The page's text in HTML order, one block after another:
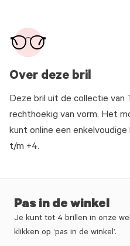
Over deze bril
Deze bril uit de collectie van
rechthoekig van vorm. Het
kunt online een
t/m +4.
Pas in de winkel
Je kunt tot 4 brillen in onze
klikken op ‘pas in de winkel’.